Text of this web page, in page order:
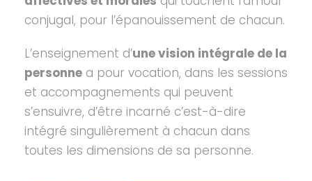
conjugal, pour l’épanouissement de chacun.
L’enseignement d’une vision intégrale de la
personne a pour vocation, dans les sessions
et accompagnements qui peuvent
s’ensuivre, d’être incarné c’est-à-dire
intégré singulièrement à chacun dans
toutes les dimensions de sa personne.